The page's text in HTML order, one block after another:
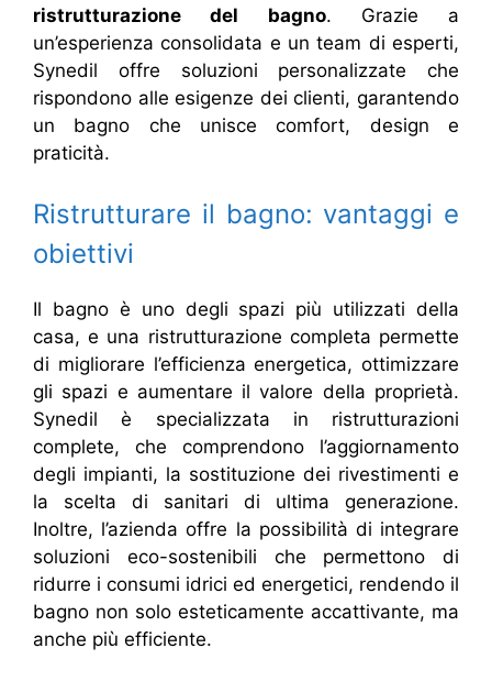
ristrutturazione del bagno. Grazie a
un’esperienza consolidata e un team di esperti,
Synedil offre soluzioni personalizzate che
rispondono alle esigenze dei clienti, garantendo
un bagno che unisce comfort, design e
praticità.
Ristrutturare il bagno: vantaggi e
obiettivi
Il bagno è uno degli spazi più utilizzati della
casa, e una ristrutturazione completa permette
di migliorare l’efficienza energetica, ottimizzare
gli spazi e aumentare il valore della proprietà.
Synedil è specializzata in ristrutturazioni
complete, che comprendono l’aggiornamento
degli impianti, la sostituzione dei rivestimenti e
la scelta di sanitari di ultima generazione.
Inoltre, l’azienda offre la possibilità di integrare
soluzioni eco-sostenibili che permettono di
ridurre i consumi idrici ed energetici, rendendo il
bagno non solo esteticamente accattivante, ma
anche più efficiente.